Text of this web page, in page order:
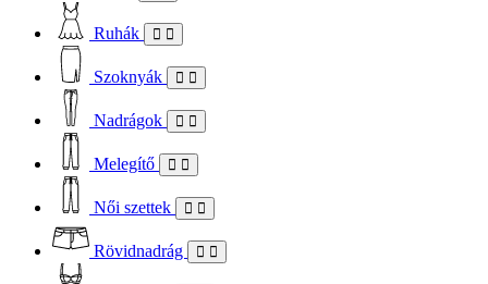
Ruhák
Szoknyák
Nadrágok
Melegítő
Női szettek
Rövidnadrág